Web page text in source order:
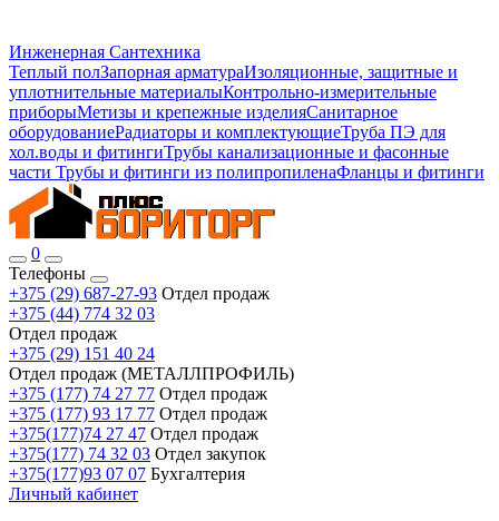
Инженерная Сантехника
Теплый полЗапорная арматураИзоляционные, защитные и
уплотнительные материалыКонтрольно-измерительные
приборыМетизы и крепежные изделияСанитарное
оборудованиеРадиаторы и комплектующиеТруба ПЭ для
хол.воды и фитингиТрубы канализационные и фасонные
части Трубы и фитинги из полипропиленаФланцы и фитинги
0
Телефоны
+375 (29) 687-27-93 Отдел продаж
+375 (44) 774 32 03
Отдел продаж
+375 (29) 151 40 24
Отдел продаж (МЕТАЛЛПРОФИЛЬ)
+375 (177) 74 27 77 Отдел продаж
+375 (177) 93 17 77 Отдел продаж
+375(177)74 27 47 Отдел продаж
+375(177) 74 32 03 Отдел закупок
+375(177)93 07 07 Бухгалтерия
Личный кабинет